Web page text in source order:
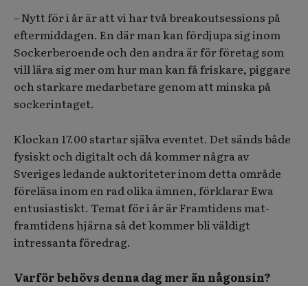
– Nytt för i år är att vi har två breakoutsessions på
eftermiddagen. En där man kan fördjupa sig inom
Sockerberoende och den andra är för företag som
vill lära sig mer om hur man kan få friskare, piggare
och starkare medarbetare genom att minska på
sockerintaget.
Klockan 17.00 startar själva eventet. Det sänds både
fysiskt och digitalt och då kommer några av
Sveriges ledande auktoriteter inom detta område
föreläsa inom en rad olika ämnen, förklarar Ewa
entusiastiskt. Temat för i år är Framtidens mat-
framtidens hjärna så det kommer bli väldigt
intressanta föredrag.
Varför behövs denna dag mer än någonsin?